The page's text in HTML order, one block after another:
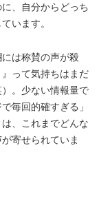
、自分からどっち
います。
は称賛の声が殺
って気持ちはまだ
。少ない情報量で
毎回的確すぎる」
、これまでどんな
寄せられていま